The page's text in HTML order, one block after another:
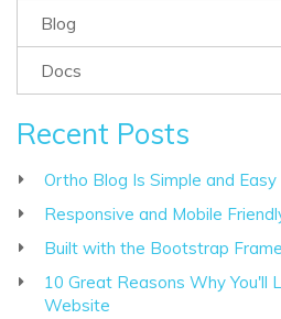
Blog
Docs
Recent Posts
Ortho Blog Is Simple and Easy
Responsive and Mobile
Built with the Bootstrap
10 Great Reasons Why You'll
Website